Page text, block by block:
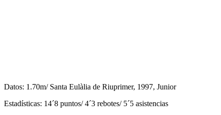
Datos: 1.70m/ Santa Eulàlia de Riuprimer, 1997, Junior
Estadísticas: 14´8 puntos/ 4´3 rebotes/ 5´5 asistencias